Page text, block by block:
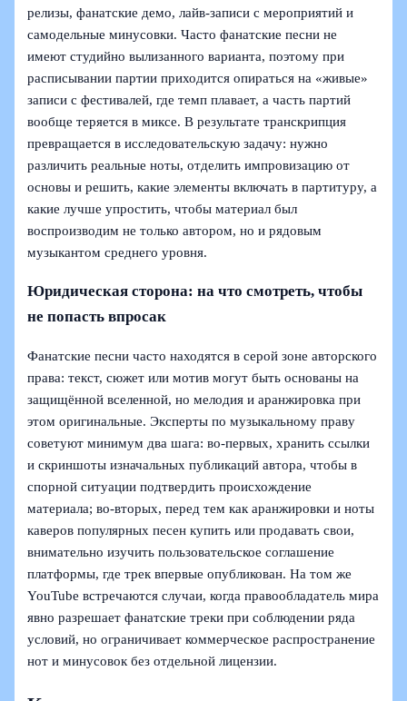
релизы, фанатские демо, лайв‑записи с мероприятий и
самодельные минусовки. Часто фанатские песни не
имеют студийно вылизанного варианта, поэтому при
расписывании партии приходится опираться на «живые»
записи с фестивалей, где темп плавает, а часть партий
вообще теряется в миксе. В результате транскрипция
превращается в исследовательскую задачу: нужно
различить реальные ноты, отделить импровизацию от
основы и решить, какие элементы включать в партитуру, а
какие лучше упростить, чтобы материал был
воспроизводим не только автором, но и рядовым
музыкантом среднего уровня.
Юридическая сторона: на что смотреть, чтобы
не попасть впросак
Фанатские песни часто находятся в серой зоне авторского
права: текст, сюжет или мотив могут быть основаны на
защищённой вселенной, но мелодия и аранжировка при
этом оригинальные. Эксперты по музыкальному праву
советуют минимум два шага: во‑первых, хранить ссылки
и скриншоты изначальных публикаций автора, чтобы в
спорной ситуации подтвердить происхождение
материала; во‑вторых, перед тем как аранжировки и ноты
каверов популярных песен купить или продавать свои,
внимательно изучить пользовательское соглашение
платформы, где трек впервые опубликован. На том же
YouTube встречаются случаи, когда правообладатель мира
явно разрешает фанатские треки при соблюдении ряда
условий, но ограничивает коммерческое распространение
нот и минусовок без отдельной лицензии.